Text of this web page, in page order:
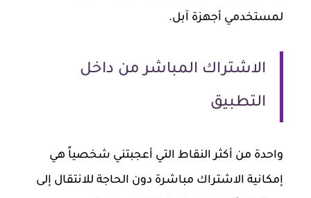
لمستخدمي أجهزة آبل.
الاشتراك المباشر من داخل
التطبيق
واحدة من أكثر النقاط التي أعجبتني شخصياً هي
إمكانية الاشتراك مباشرة دون الحاجة للانتقال إلى